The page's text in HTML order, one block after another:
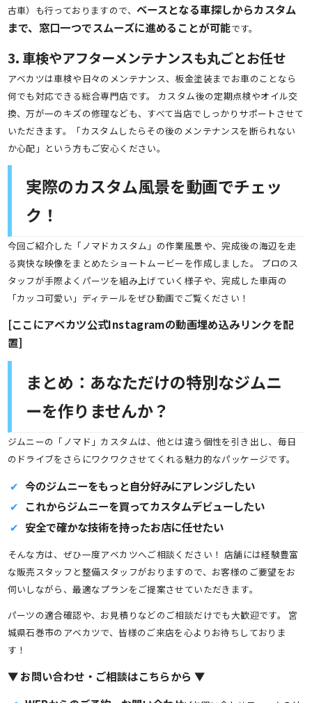
古車）も行っておりますので、 ベースとなる車探しからカスタム
まで、窓口一つでスムーズに進めることが可能です。
3. 車検やアフターメンテナンスも丸ごとお任せ
アベカツは車検や日々のメンテナンス、板金塗装までお車のことなら
何でも対応できる総合専門店です。 カスタム後の定期点検やオイル交
換、万が一のキズの修理なども、すべて当店でしっかりサポートさせて
いただきます。「カスタムしたらその後のメンテナンスを断られない
か心配」という方もご安心ください。
実際のカスタム風景を動画でチェッ
ク！
今回ご紹介した「ノマドカスタム」の作業風景や、完成後の海辺を走
る爽快な映像をまとめたショートムービーを作成しました。 プロのス
タッフが手際よくパーツを組み上げていく様子や、完成した車両の
「カッコ可愛い」ディテールをぜひ動画でご覧ください！
[ここにアベカツ公式Instagramの動画埋め込みリンクを配
置]
まとめ：あなただけの特別なジムニ
ーを作りませんか？
ジムニーの「ノマド」カスタムは、他とは違う個性を引き出し、毎日
のドライブをさらにワクワクさせてくれる魅力的なパッケージです。
今のジムニーをもっと自分好みにアレンジしたい
これからジムニーを買ってカスタムデビューしたい
安全で確かな技術を持ったお店に任せたい
そんな方は、ぜひ一度アベカツへご相談ください！ 店舗には経験豊富
な販売スタッフと整備スタッフがおりますので、お客様のご要望をお
伺いしながら、最適なプランをご提案させていただきます。
パーツの適合確認や、お見積りなどのご相談だけでも大歓迎です。 宮
城県石巻市のアベカツで、皆様のご来店を心よりお待ちしておりま
す！
▼ お問い合わせ・ご相談はこちらから ▼